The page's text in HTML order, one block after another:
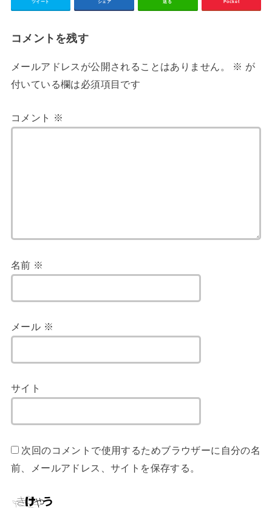
ツイート シェア 送る Pocket
コメントを残す
メールアドレスが公開されることはありません。 ※ が
付いている欄は必須項目です
コメント ※
名前 ※
メール ※
サイト
次回のコメントで使用するためブラウザーに自分の名
前、メールアドレス、サイトを保存する。